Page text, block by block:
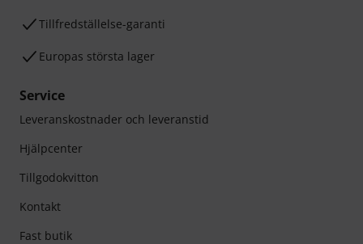
Tillfredställelse-garanti
Europas största lager
Service
Leveranskostnader och leveranstid
Hjälpcenter
Tillgodokvitton
Kontakt
Fast butik